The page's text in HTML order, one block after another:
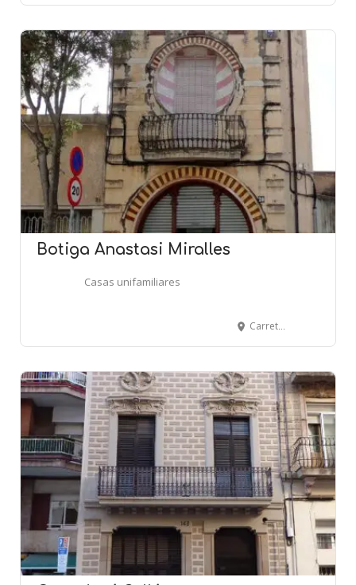
Botiga Anastasi Miralles
Casas unifamiliares
Carretera de Sentmenat, 20 - CASTELLAR DEL VALLÈS